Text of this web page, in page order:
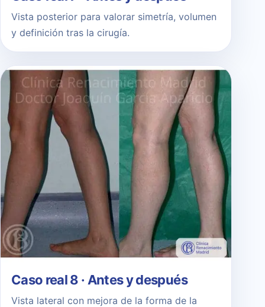
Vista posterior para valorar simetría, volumen
y definición tras la cirugía.
Caso real 8 · Antes y después
Vista lateral con mejora de la forma de la